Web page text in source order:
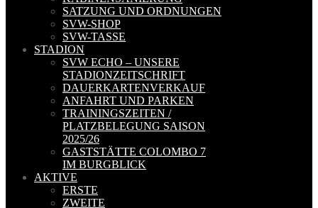
SATZUNG UND ORDNUNGEN
SVW-SHOP
SVW-TASSE
STADION
SVW ECHO – UNSERE
STADIONZEITSCHRIFT
DAUERKARTENVERKAUF
ANFAHRT UND PARKEN
TRAININGSZEITEN /
PLATZBELEGUNG SAISON
2025/26
GASTSTÄTTE COLOMBO 7
IM BURGBLICK
AKTIVE
ERSTE
ZWEITE